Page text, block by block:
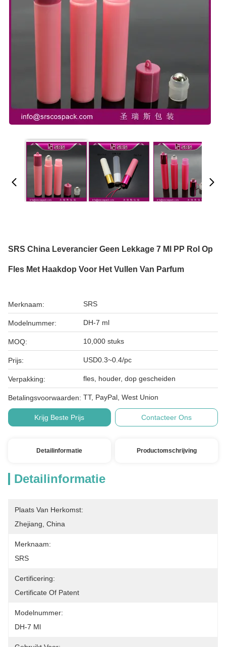
SRS China Leverancier Geen Lekkage 7 Ml PP Rol Op
Fles Met Haakdop Voor Het Vullen Van Parfum
Merknaam: SRS
Modelnummer: DH-7 ml
MOQ: 10,000 stuks
Prijs: USD0.3~0.4/pc
Verpakking: fles, houder, dop gescheiden
Betalingsvoorwaarden: TT, PayPal, West Union
Krijg Beste Prijs Contacteer Ons
Detailinformatie Productomschrijving
Detailinformatie
Plaats Van Herkomst:
Zhejiang, China
Merknaam:
SRS
Certificering:
Certificate Of Patent
Modelnummer:
DH-7 Ml